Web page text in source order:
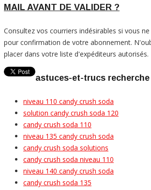
MAIL AVANT DE VALIDER ?
Consultez vos courriers indésirables si vous
pour confirmation de votre abonnement.
placer dans votre liste d'expéditeurs autorisés.
astuces-et-trucs recherche
niveau 110 candy crush soda
solution candy crush soda 120
candy crush soda 110
niveau 135 candy crush soda
candy crush soda solutions
candy crush soda niveau 110
niveau 140 candy crush soda
candy crush soda 135